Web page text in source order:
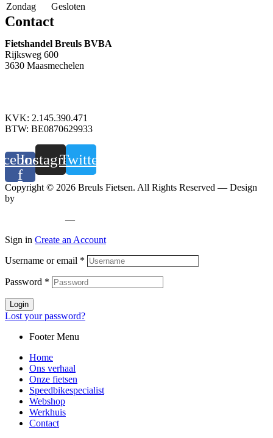
Zondag Gesloten
Contact
Fietshandel Breuls BVBA
Rijksweg 600
3630 Maasmechelen
KVK: 2.145.390.471
BTW: BE0870629933
f
Instagram
Twitter
Copyright © 2026 Breuls Fietsen. All Rights Reserved — Design
by
—
Sign in Create an Account
Username or email *
Password *
Login
Lost your password?
Footer Menu
Home
Ons verhaal
Onze fietsen
Speedbikespecialist
Webshop
Werkhuis
Contact